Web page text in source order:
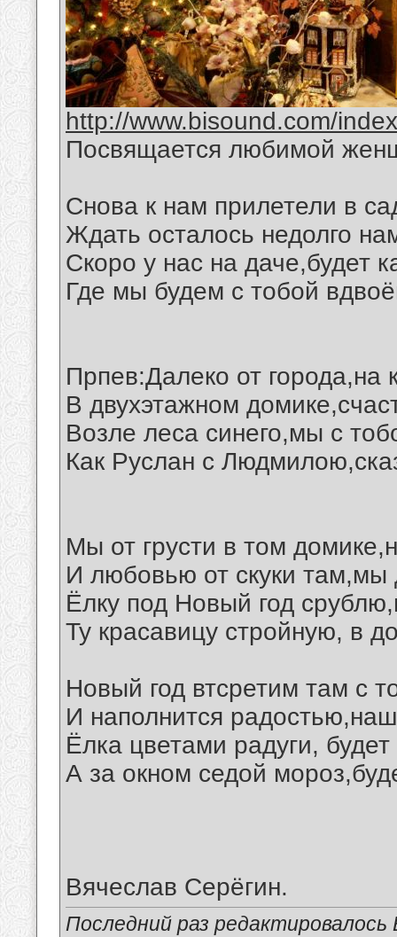
http://www.bisound.com/
Посвящается любимой
Снова к нам прилетели в
Ждать осталось недолго
Скоро у нас на даче,будет
Где мы будем с тобой
Прпев:Далеко от города,на
В двухэтажном
Возле леса синего,мы с
Как Руслан с
Мы от грусти в том
И любовью от скуки там,мы
Ёлку под Новый год
Ту красавицу стройную, в
Новый год втсретим там с
И наполнится
Ёлка цветами радуги,
А за окном седой
Вячеслав Серёгин.
Последний раз